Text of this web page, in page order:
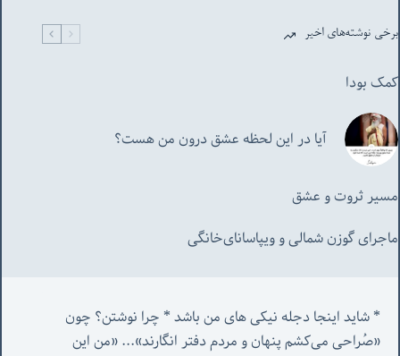
برخی نوشته‌های اخیر
کمک بودا
آیا در این لحظه عشق درون من هست؟
مسیر ثروت و عشق
ماجرای گوزن شمالی و‌ ویپاسانای‌خانگی
«صُراحی می‌کشم پنهان‌ و مردم‌ دفتر انگارند»... «